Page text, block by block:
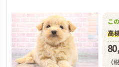
こ
高
（